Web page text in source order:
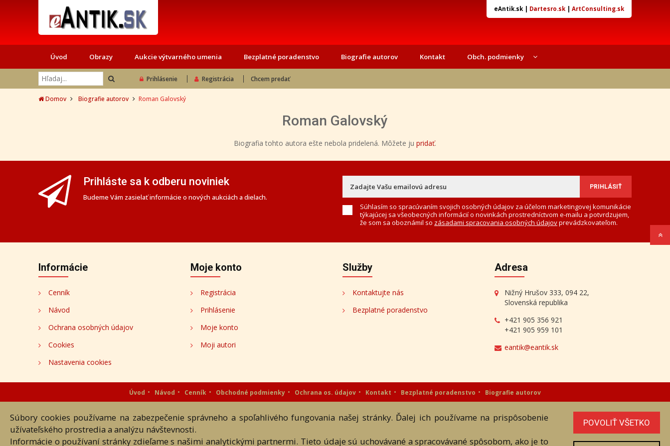
eAntik.sk| Dartesro.sk| ArtConsulting.sk
Úvod Obrazy Aukcie výtvarného umenia Bezplatné poradenstvo Biografie autorov Kontakt Obch. podmienky
Prihlásenie Registrácia Chcem predať
Domov Biografie autorov Roman Galovský
Roman Galovský
Biografia tohto autora ešte nebola pridelená. Môžete ju pridať.
Prihláste sa k odberu noviniek
Budeme Vám zasielať informácie o nových aukciách a dielach.
Súhlasím so spracúvaním svojich osobných údajov za účelom marketingovej komunikácie
týkajúcej sa všeobecných informácií o novinkách prostredníctvom e-mailu a potvrdzujem,
že som sa oboznámil so zásadami spracovania osobných údajovprevádzkovateľom.
Informácie
Cenník
Návod
Ochrana osobných údajov
Cookies
Nastavenia cookies
Moje konto
Registrácia
Prihlásenie
Moje konto
Moji autori
Služby
Kontaktujte nás
Bezplatné poradenstvo
Adresa
Nižný Hrušov 333, 094 22,
Slovenská republika
+421 905 356 921
+421 905 959 101
eantik@eantik.sk
Úvod Návod Cenník Obchodné podmienky Ochrana os. údajov Kontakt Bezplatné poradenstvo Biografie autorov
Akékoľvek používanie obrazových a textových súčastí tejto stránky je podmienené výslovným súhlasom jej vlastníka. Všetky práva sú vyhradené.
Súbory cookies používame na zabezpečenie správneho a spoľahlivého fungovania našej stránky. Ďalej ich používame na prispôsobenie
užívateľského prostredia a analýzu návštevnosti.
Informácie o používaní stránky zdieľame s našimi analytickými partnermi. Tieto údaje sú uchovávané a spracovávané spôsobom, ako je to
POVOLIŤ VŠETKO